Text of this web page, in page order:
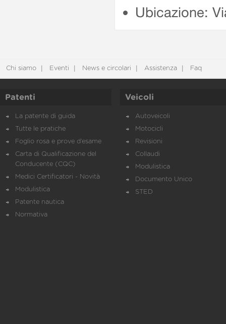
Ubicazione:
Chi siamo Eventi News e circolari Assistenza Faq
Patenti
La patente di guida
Tutte le pratiche
Foglio rosa e prove d’esame
Carta di Qualificazione del
Conducente (CQC)
Medici Certificatori - Novità
Modulistica
Patente nautica
Normativa
Veicoli
Autoveicoli
Motocicli
Revisioni
Collaudi
Modulistica
Documento Unico
STED